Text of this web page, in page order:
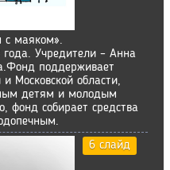
с маяком».
Учредители – Анна
поддерживает
Московской области,
детям и молодым
фонд собирает средства
6 слайд